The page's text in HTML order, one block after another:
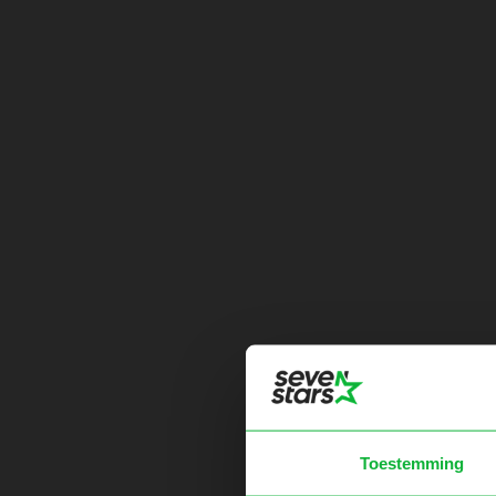
Toestemming